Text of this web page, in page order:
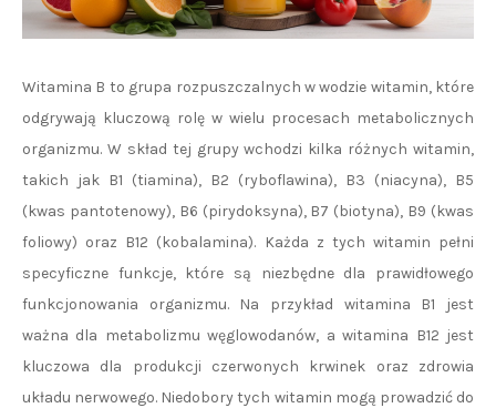
Witamina B to grupa rozpuszczalnych w wodzie witamin, które
odgrywają kluczową rolę w wielu procesach metabolicznych
organizmu. W skład tej grupy wchodzi kilka różnych witamin,
takich jak B1 (tiamina), B2 (ryboflawina), B3 (niacyna), B5
(kwas pantotenowy), B6 (pirydoksyna), B7 (biotyna), B9 (kwas
foliowy) oraz B12 (kobalamina). Każda z tych witamin pełni
specyficzne funkcje, które są niezbędne dla prawidłowego
funkcjonowania organizmu. Na przykład witamina B1 jest
ważna dla metabolizmu węglowodanów, a witamina B12 jest
kluczowa dla produkcji czerwonych krwinek oraz zdrowia
układu nerwowego. Niedobory tych witamin mogą prowadzić do